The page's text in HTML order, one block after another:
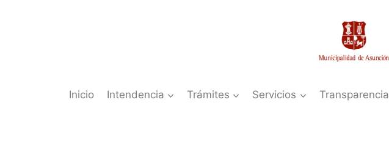
Inicio Intendencia Trámites Servicios Transparencia